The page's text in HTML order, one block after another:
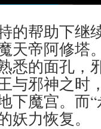
的帮助下继
天帝阿修塔
悉的面孔，
与邪神之时
下魔宫。而
妖力恢复。